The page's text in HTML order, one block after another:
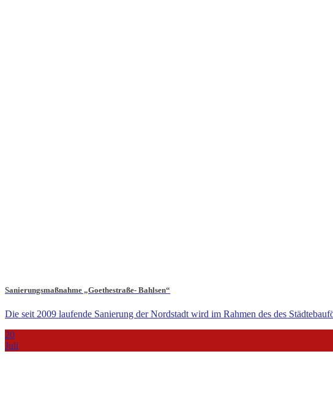
Sanierungsmaßnahme „Goethestraße- Bahlsen“
Die seit 2009 laufende Sanierung der Nordstadt wird im Rahmen des des
20
Juli